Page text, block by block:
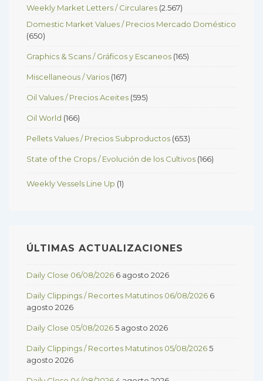
Weekly Market Letters / Circulares (2.567)
Domestic Market Values / Precios Mercado Doméstico
(650)
Graphics & Scans / Gráficos y Escaneos (165)
Miscellaneous / Varios (167)
Oil Values / Precios Aceites (595)
Oil World (166)
Pellets Values / Precios Subproductos (653)
State of the Crops / Evolución de los Cultivos (166)
Weekly Vessels Line Up (1)
ÚLTIMAS ACTUALIZACIONES
Daily Close 06/08/2026 6 agosto 2026
Daily Clippings / Recortes Matutinos 06/08/2026 6
agosto 2026
Daily Close 05/08/20265 agosto 2026
Daily Clippings / Recortes Matutinos 05/08/20265
agosto 2026